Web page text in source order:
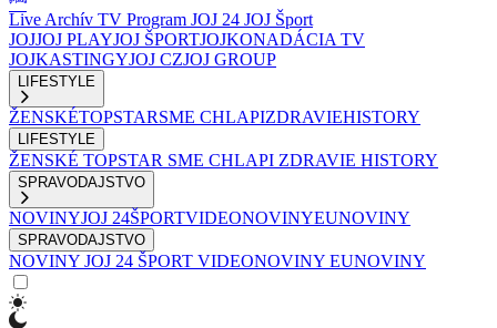
Live Archív TV Program JOJ 24 JOJ Šport
JOJJOJ PLAYJOJ ŠPORTJOJKONADÁCIA TV
JOJKASTINGYJOJ CZJOJ GROUP
LIFESTYLE
ŽENSKÉTOPSTARSME CHLAPIZDRAVIEHISTORY
LIFESTYLE
ŽENSKÉ TOPSTAR SME CHLAPI ZDRAVIE HISTORY
SPRAVODAJSTVO
NOVINYJOJ 24ŠPORTVIDEONOVINYEUNOVINY
SPRAVODAJSTVO
NOVINY JOJ 24 ŠPORT VIDEONOVINY EUNOVINY